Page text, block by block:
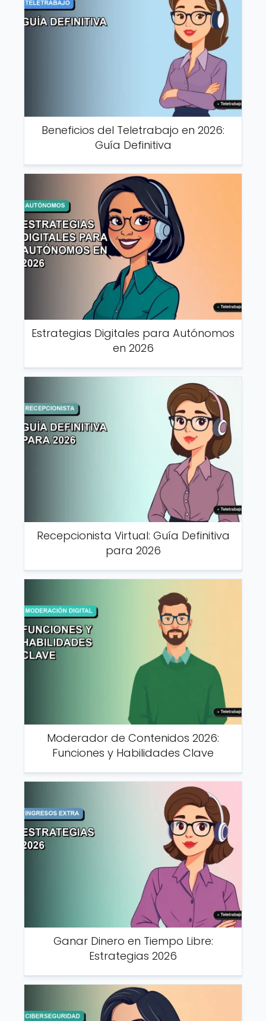
Beneficios del Teletrabajo en 2026:
Guía Definitiva
Estrategias Digitales para Autónomos
en 2026
Recepcionista Virtual: Guía Definitiva
para 2026
Moderador de Contenidos 2026:
Funciones y Habilidades Clave
Ganar Dinero en Tiempo Libre:
Estrategias 2026